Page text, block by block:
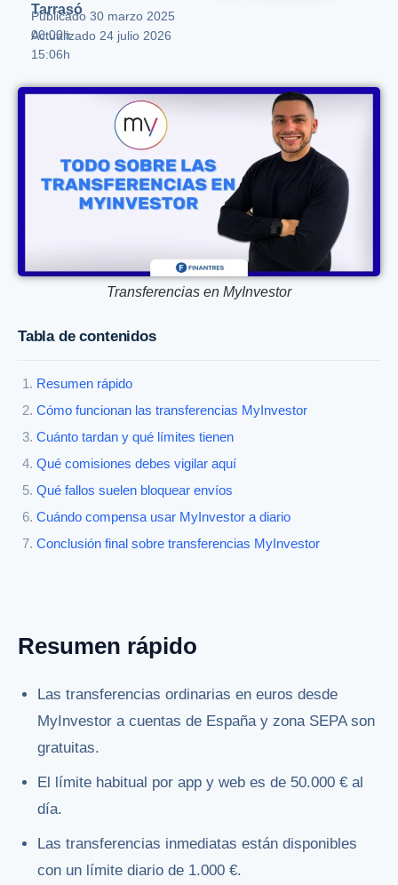
Tarrasó
Publicado 30 marzo 2025
00:00h
Actualizado 24 julio 2026
15:06h
Transferencias en MyInvestor
Tabla de contenidos
Resumen rápido
Cómo funcionan las transferencias MyInvestor
Cuánto tardan y qué límites tienen
Qué comisiones debes vigilar aquí
Qué fallos suelen bloquear envíos
Cuándo compensa usar MyInvestor a diario
Conclusión final sobre transferencias MyInvestor
Resumen rápido
Las transferencias ordinarias en euros desde
MyInvestor a cuentas de España y zona SEPA son
gratuitas.
El límite habitual por app y web es de 50.000 € al
día.
Las transferencias inmediatas están disponibles
con un límite diario de 1.000 €.